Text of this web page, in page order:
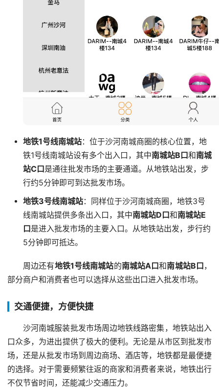
地铁1号线南城站：位于沙河南城商圈的核心位置，地
铁1号线南城站设有多个出入口，其中南城站B口和南城
站C口是通往批发市场的主要通道。从地铁站出发，步
行约5分钟即可到达批发市场。
地铁3号线南城站：同样位于沙河南城商圈，地铁3号
线南城站提供多条出入口，其中南城站D口和南城站E
口是进入批发市场的主要入口。从地铁站出发，步行约
5分钟即可抵达。
周边还有地铁1号线南城站的南城站A口和南城站B口，
部分商户和消费者也可以选择从这些出口进入批发市场。
交通便捷，方便快捷
沙河南城服装批发市场周边地铁线路密集，地铁站出入
口众多，为进出提供了极大的便利。无论是从市区到批发市
场，还是从批发市场到周边商场、酒店等，地铁都是最便捷
的选择。对于需要频繁往返的商家和消费者来说，地铁出行
不仅节省时间，还能减少交通压力。